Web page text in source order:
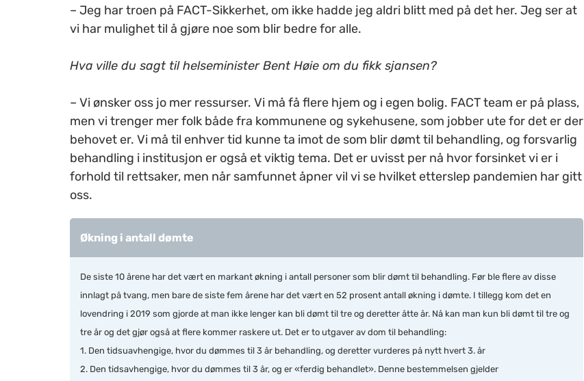
– Jeg har troen på FACT-Sikkerhet, om ikke hadde jeg aldri blitt med på det her. Jeg ser at
vi har mulighet til å gjøre noe som blir bedre for alle.
Hva ville du sagt til helseminister Bent Høie om du fikk sjansen?
– Vi ønsker oss jo mer ressurser. Vi må få flere hjem og i egen bolig. FACT team er på plass,
men vi trenger mer folk både fra kommunene og sykehusene, som jobber ute for det er der
behovet er. Vi må til enhver tid kunne ta imot de som blir dømt til behandling, og forsvarlig
behandling i institusjon er også et viktig tema. Det er uvisst per nå hvor forsinket vi er i
forhold til rettsaker, men når samfunnet åpner vil vi se hvilket etterslep pandemien har gitt
oss.
Økning i antall dømte
De siste 10 årene har det vært en markant økning i antall personer som blir dømt til behandling. Før ble flere av disse
innlagt på tvang, men bare de siste fem årene har det vært en 52 prosent antall økning i dømte. I tillegg kom det en
lovendring i 2019 som gjorde at man ikke lenger kan bli dømt til tre og deretter åtte år. Nå kan man kun bli dømt til tre og
tre år og det gjør også at flere kommer raskere ut. Det er to utgaver av dom til behandling:
1. Den tidsuavhengige, hvor du dømmes til 3 år behandling, og deretter vurderes på nytt hvert 3. år
2. Den tidsavhengige, hvor du dømmes til 3 år, og er «ferdig behandlet». Denne bestemmelsen gjelder